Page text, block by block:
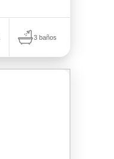
3 baños